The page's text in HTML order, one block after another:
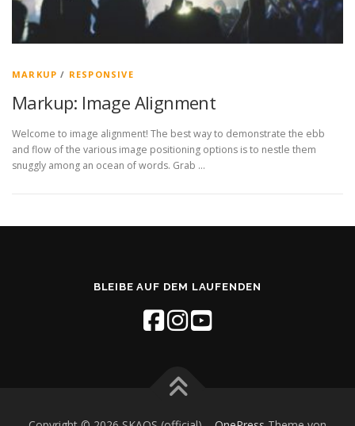
MARKUP / RESPONSIVE
Markup: Image Alignment
Welcome to image alignment! The best way to demonstrate the ebb
and flow of the various image positioning options is to nestle them
snuggly among an ocean of words. Grab …
BLEIBE AUF DEM LAUFENDEN